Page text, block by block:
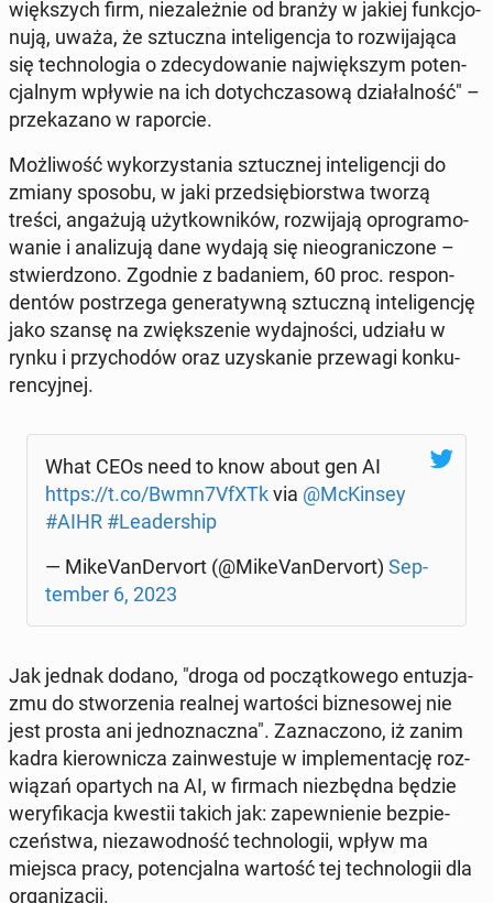
więk­szych firm, nie­za­leż­nie od branży w jakiej funk­cjo­
nu­ją, uważa, że sztucz­na in­te­li­gen­cja to roz­wi­ja­ją­ca
się tech­no­lo­gia o zde­cy­do­wa­nie naj­więk­szym po­ten­
cjal­nym wpływie na ich do­tych­cza­so­wą dzia­łal­ność" –
prze­ka­za­no w ra­por­cie.
Moż­li­wość wy­ko­rzy­sta­nia sztucz­nej in­te­li­gen­cji do
zmiany sposobu, w jaki przed­się­bior­stwa tworzą
treści, an­ga­żu­ją użyt­kow­ni­ków, roz­wi­ja­ją opro­gra­mo­
wa­nie i ana­li­zu­ją dane wydają się nie­ogra­ni­czo­ne –
stwier­dzo­no. Zgodnie z ba­da­niem, 60 proc. re­spon­
den­tów po­strze­ga ge­ne­ra­tyw­ną sztucz­ną in­te­li­gen­cję
jako szansę na zwięk­sze­nie wy­daj­no­ści, udziału w
rynku i przy­cho­dów oraz uzy­ska­nie prze­wa­gi kon­ku­
ren­cyj­nej.
What CEOs need to know about gen AI
https://t.co/Bwmn7VfXTkvia @McKin­sey
#AIHR #Le­ader­ship
— Mi­ke­Van­De­rvort (@Mi­ke­Van­De­rvort) Sep­
tem­ber 6, 2023
Jak jednak dodano, "droga od po­cząt­ko­we­go en­tu­zja­
zmu do stwo­rze­nia realnej war­to­ści biz­ne­so­wej nie
jest prosta ani jed­no­znacz­na". Za­zna­czo­no, iż zanim
kadra kie­row­ni­cza za­in­we­stu­je w im­ple­men­ta­cję roz­
wią­zań opar­tych na AI, w firmach nie­zbęd­na będzie
we­ry­fi­ka­cja kwestii takich jak: za­pew­nie­nie bez­pie­
czeń­stwa, nie­za­wod­ność tech­no­lo­gii, wpływ ma
miejsca pracy, po­ten­cjal­na wartość tej tech­no­lo­gii dla
or­ga­ni­za­cji.